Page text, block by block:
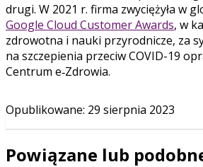
drugi. W 2021 r. firma zwyciężyła w
Google Cloud Customer Awards, w
zdrowotna i nauki przyrodnicze, za
na szczepienia przeciw COVID-19
Centrum e‑Zdrowia.
Opublikowane: 29 sierpnia 2023
Powiązane lub